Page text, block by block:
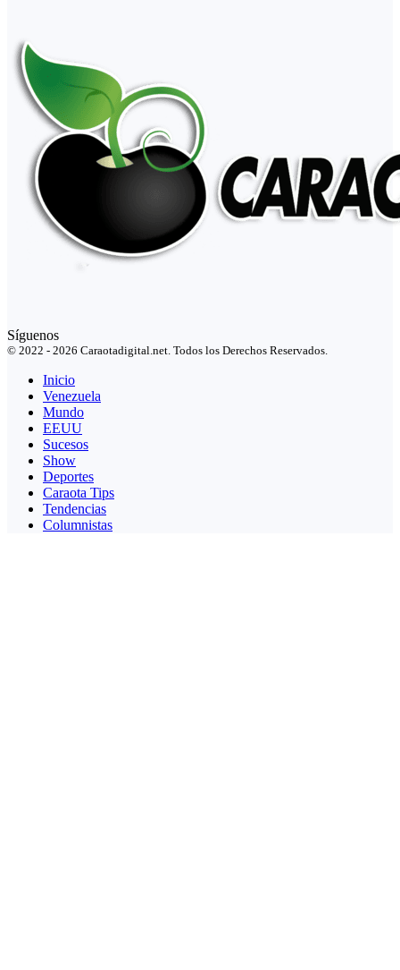
Síguenos
© 2022 - 2026 Caraotadigital.net. Todos los Derechos Reservados.
Inicio
Venezuela
Mundo
EEUU
Sucesos
Show
Deportes
Caraota Tips
Tendencias
Columnistas